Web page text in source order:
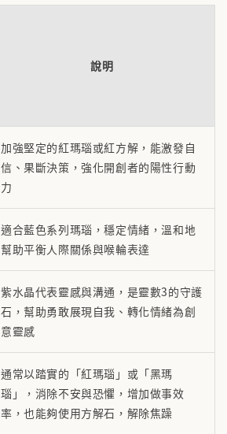
說明
加強堅定的紅瑪瑙或紅方解，能激發自
信、果斷決策，強化開創者的陽性行動
力
適合藍色系列瑪瑙，穩定情緒，溫和地
幫助平衡人際關係與喉輪表達
紫水晶代表靈感與溝通，是靈數3的守護
石，幫助勇敢展現自我、轉化情緒為創
意靈感
通常以踏實的「紅瑪瑙」或「黑瑪
瑙」，消除不安與恐懼，增加做事效
率，也能夠使用方解石，解除焦躁